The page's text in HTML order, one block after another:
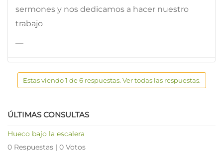
sermones y nos dedicamos a hacer nuestro
trabajo
—
Estas viendo 1 de 6 respuestas. Ver todas las respuestas.
ÚLTIMAS CONSULTAS
Hueco bajo la escalera
0 Respuestas | 0 Votos